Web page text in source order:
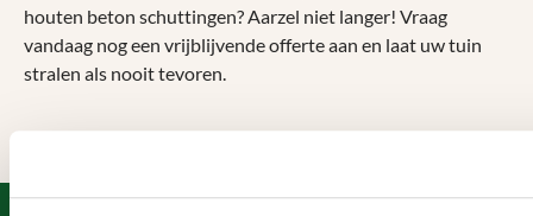
houten beton schuttingen? Aarzel niet langer! Vraag
vandaag nog een vrijblijvende offerte aan en laat uw tuin
stralen als nooit tevoren.